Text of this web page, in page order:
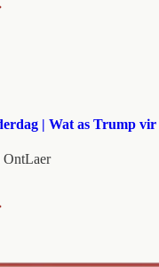
| Wat as Trump vir
OntLaer